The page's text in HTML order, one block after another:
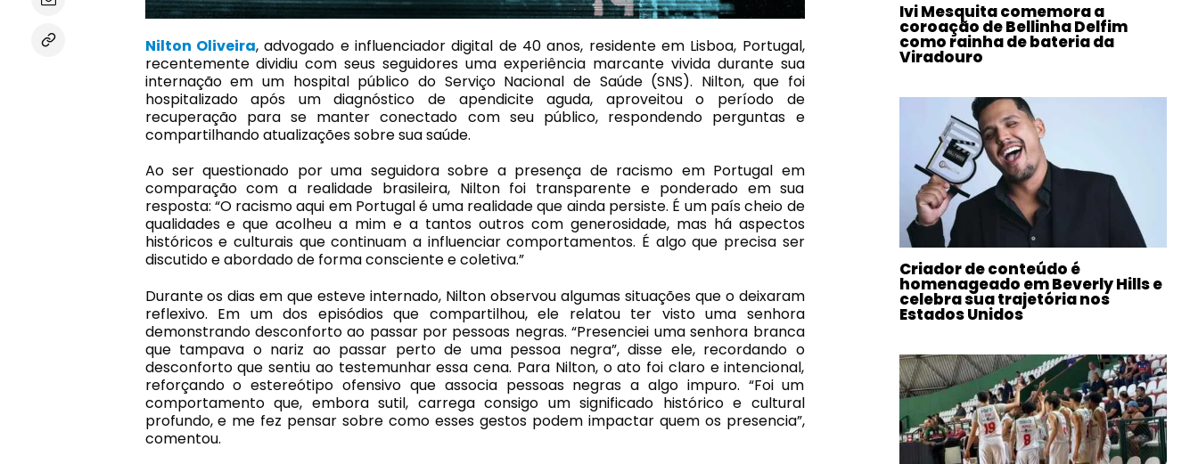
Nilton Oliveira, advogado e influenciador digital de 40 anos, residente em Lisboa, Portugal,
recentemente dividiu com seus seguidores uma experiência marcante vivida durante sua
internação em um hospital público do Serviço Nacional de Saúde (SNS). Nilton, que foi
hospitalizado após um diagnóstico de apendicite aguda, aproveitou o período de
recuperação para se manter conectado com seu público, respondendo perguntas e
compartilhando atualizações sobre sua saúde.
Ao ser questionado por uma seguidora sobre a presença de racismo em Portugal em
comparação com a realidade brasileira, Nilton foi transparente e ponderado em sua
resposta: “O racismo aqui em Portugal é uma realidade que ainda persiste. É um país cheio de
qualidades e que acolheu a mim e a tantos outros com generosidade, mas há aspectos
históricos e culturais que continuam a influenciar comportamentos. É algo que precisa ser
discutido e abordado de forma consciente e coletiva.”
Durante os dias em que esteve internado, Nilton observou algumas situações que o deixaram
reflexivo. Em um dos episódios que compartilhou, ele relatou ter visto uma senhora
demonstrando desconforto ao passar por pessoas negras. “Presenciei uma senhora branca
que tampava o nariz ao passar perto de uma pessoa negra”, disse ele, recordando o
desconforto que sentiu ao testemunhar essa cena. Para Nilton, o ato foi claro e intencional,
reforçando o estereótipo ofensivo que associa pessoas negras a algo impuro. “Foi um
comportamento que, embora sutil, carrega consigo um significado histórico e cultural
profundo, e me fez pensar sobre como esses gestos podem impactar quem os presencia”,
comentou.
Ivi Mesquita comemora a
coroação de Bellinha Delfim
como rainha de bateria da
Viradouro
Criador de conteúdo é
homenageado em Beverly Hills e
celebra sua trajetória nos
Estados Unidos